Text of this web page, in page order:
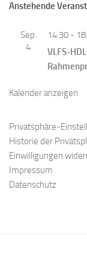
Anstehende
Sep.
4
14:30 -
VLFS-
Kalender anzeigen
Privatsphäre-
Historie der
Einwilligungen
Impressum
Datenschutz